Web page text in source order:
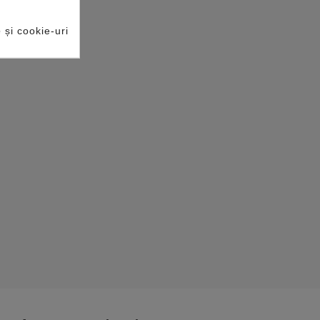
și cookie-uri